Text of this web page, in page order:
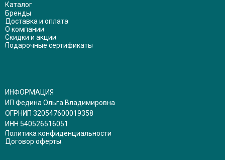
Каталог
Бренды
Доставка и оплата
О компании
Скидки и акции
Подарочные сертификаты
ИНФОРМАЦИЯ
ИП Федина Ольга Владимировна
ОГРНИП 320547600019358
ИНН 540526516051
Политика конфиденциальности
Договор оферты